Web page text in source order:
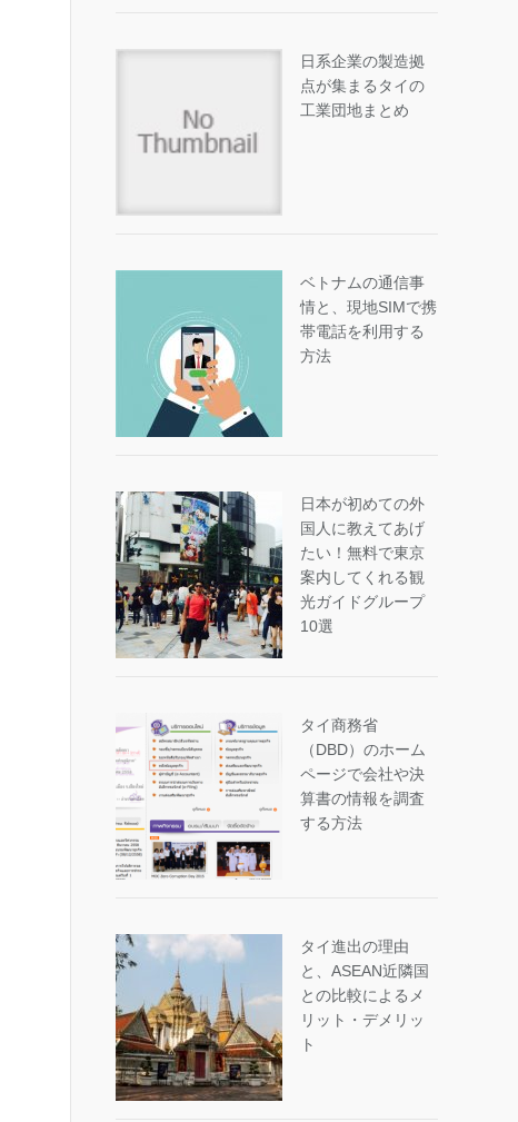
日系企業の製造拠
点が集まるタイの
工業団地まとめ
ベトナムの通信事
情と、現地SIMで携
帯電話を利用する
方法
日本が初めての外
国人に教えてあげ
たい！無料で東京
案内してくれる観
光ガイドグループ
10選
タイ商務省
（DBD）のホーム
ページで会社や決
算書の情報を調査
する方法
タイ進出の理由
と、ASEAN近隣国
との比較によるメ
リット・デメリッ
ト